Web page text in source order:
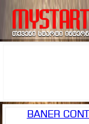
თქვენი სტარტი
BANER